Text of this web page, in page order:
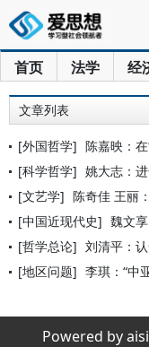
首页 法学 经
文章列表
[外国哲学] 陈嘉映：
[科学哲学] 姚大志：
[文艺学] 陈奇佳 王丽
[中国近现代史] 魏文
[哲学总论] 刘清平：
[地区问题] 李琪：“中
Powered by